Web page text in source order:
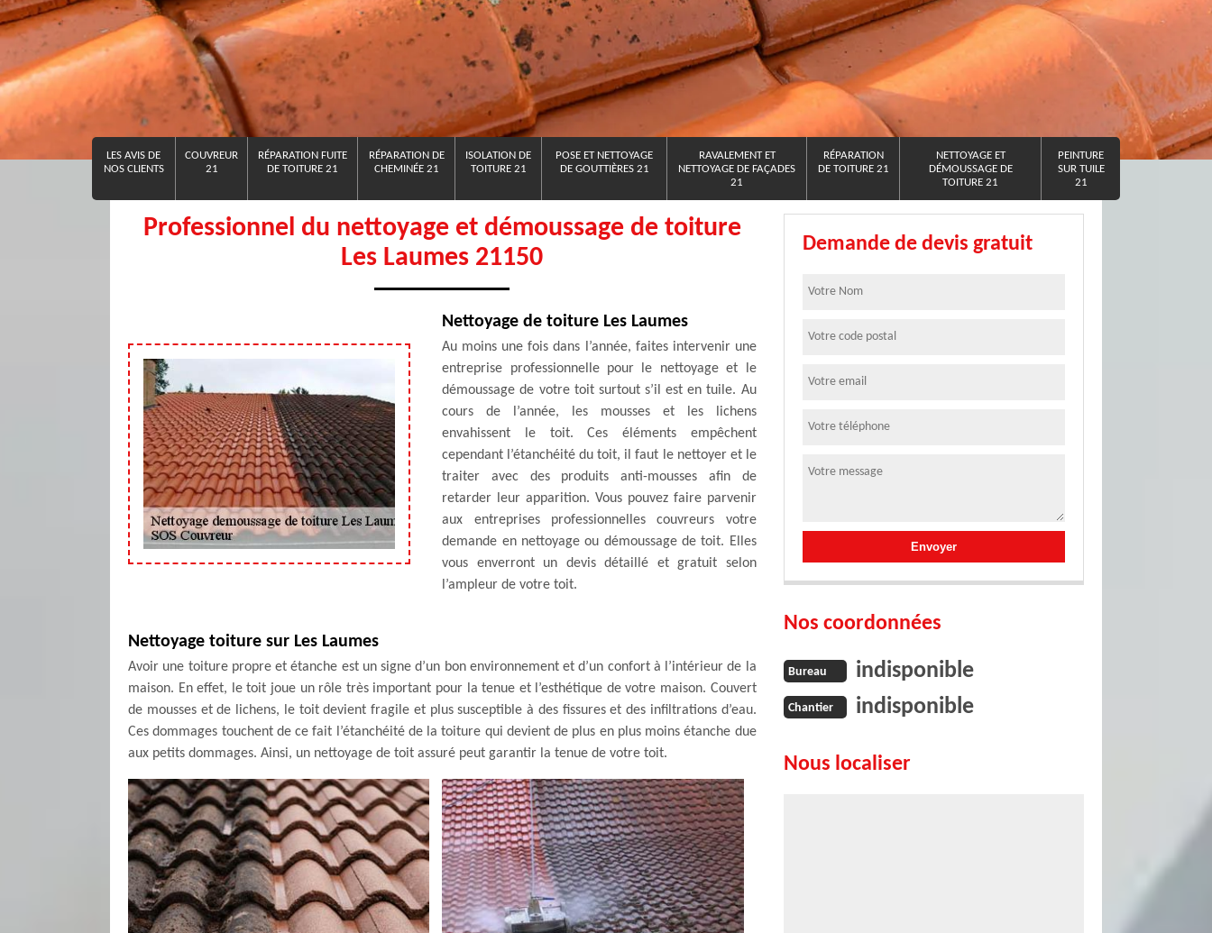
LES AVIS DE
NOS CLIENTS
COUVREUR
21
RÉPARATION FUITE
DE TOITURE 21
RÉPARATION DE
CHEMINÉE 21
ISOLATION DE
TOITURE 21
POSE ET NETTOYAGE
DE GOUTTIÈRES 21
RAVALEMENT ET
NETTOYAGE DE FAÇADES
21
RÉPARATION
DE TOITURE 21
NETTOYAGE ET
DÉMOUSSAGE DE
TOITURE 21
PEINTURE
SUR TUILE
21
Professionnel du nettoyage et démoussage de toiture
Les Laumes 21150
Nettoyage de toiture Les Laumes
Au moins une fois dans l’année, faites intervenir une
entreprise professionnelle pour le nettoyage et le
démoussage de votre toit surtout s’il est en tuile. Au
cours de l’année, les mousses et les lichens
envahissent le toit. Ces éléments empêchent
cependant l’étanchéité du toit, il faut le nettoyer et le
traiter avec des produits anti-mousses afin de
retarder leur apparition. Vous pouvez faire parvenir
aux entreprises professionnelles couvreurs votre
demande en nettoyage ou démoussage de toit. Elles
vous enverront un devis détaillé et gratuit selon
l’ampleur de votre toit.
Nettoyage toiture sur Les Laumes
Avoir une toiture propre et étanche est un signe d’un bon environnement et d’un confort à l’intérieur de la
maison. En effet, le toit joue un rôle très important pour la tenue et l’esthétique de votre maison. Couvert
de mousses et de lichens, le toit devient fragile et plus susceptible à des fissures et des infiltrations d’eau.
Ces dommages touchent de ce fait l’étanchéité de la toiture qui devient de plus en plus moins étanche due
aux petits dommages. Ainsi, un nettoyage de toit assuré peut garantir la tenue de votre toit.
Demande de devis gratuit
Nos coordonnées
Bureau indisponible
Chantier indisponible
Nous localiser